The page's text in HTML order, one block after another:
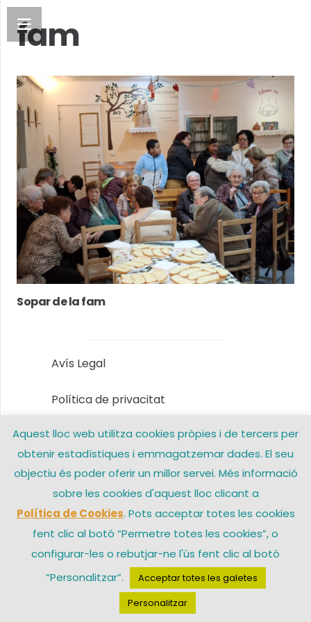
fam
Sopar de la fam
Avís Legal
Política de privacitat
Política de Cookies
Contacte
© 2026 Arxiprestat Santa Coloma de Gramenet – Una web de
Aquest lloc web utilitza cookies pròpies i de tercers per
obtenir estadístiques i emmagatzemar dades. El seu
objectiu és poder oferir un millor servei. Més informació
sobre les cookies d'aquest lloc clicant a
Política de Cookies. Pots acceptar totes les cookies
fent clic al botó “Permetre totes les cookies”, o
configurar-les o rebutjar-ne l'ús fent clic al botó
“Personalitzar”.
Acceptar totes les galetes
Personalitzar